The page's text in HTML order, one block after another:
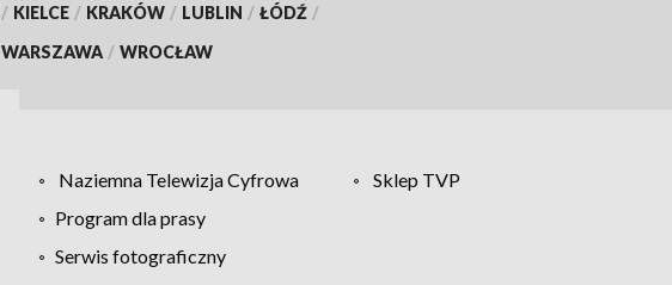
/ KIELCE / KRAKÓW / LUBLIN / ŁÓDŹ /
WARSZAWA / WROCŁAW
Naziemna Telewizja Cyfrowa
Sklep TVP
Program dla prasy
Serwis fotograficzny